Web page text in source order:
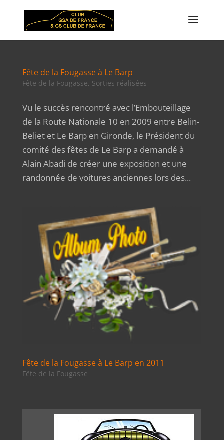
Fête de la Fougasse à Le Barp
Fête de la Fougasse, Sorties réalisées
Vu le succès rencontré avec l’Embouteillage
de la Route Nationale 10 en 2009 entre Belin-
Beliet et Le Barp en Gironde, le Président du
comité des fêtes de Le Barp a demandé à
Alain Abadi de créer une exposition et une
randonnée de voitures anciennes lors des...
Fête de la Fougasse à Le Barp en 2011
Fête de la Fougasse